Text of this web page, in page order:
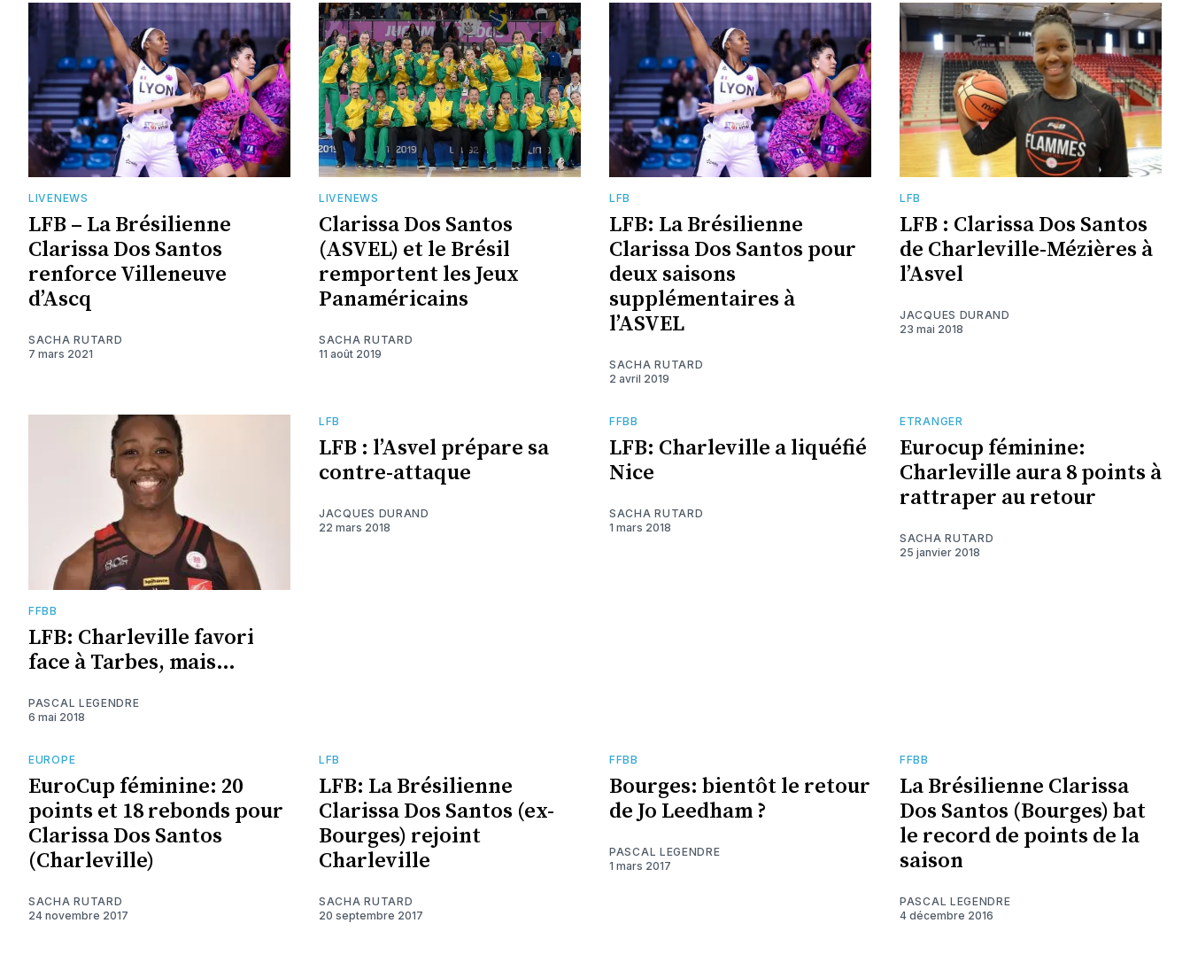
LIVENEWS
LFB – La Brésilienne
Clarissa Dos Santos
renforce Villeneuve
d’Ascq
SACHA RUTARD
7 mars 2021
LIVENEWS
Clarissa Dos Santos
(ASVEL) et le Brésil
remportent les Jeux
Panaméricains
SACHA RUTARD
11 août 2019
LFB
LFB: La Brésilienne
Clarissa Dos Santos pour
deux saisons
supplémentaires à
l’ASVEL
SACHA RUTARD
2 avril 2019
LFB
LFB : Clarissa Dos Santos
de Charleville-Mézières à
l’Asvel
JACQUES DURAND
23 mai 2018
FFBB
LFB: Charleville favori
face à Tarbes, mais…
PASCAL LEGENDRE
6 mai 2018
LFB
LFB : l’Asvel prépare sa
contre-attaque
JACQUES DURAND
22 mars 2018
FFBB
LFB: Charleville a liquéfié
Nice
SACHA RUTARD
1 mars 2018
ETRANGER
Eurocup féminine:
Charleville aura 8 points à
rattraper au retour
SACHA RUTARD
25 janvier 2018
EUROPE
EuroCup féminine: 20
points et 18 rebonds pour
Clarissa Dos Santos
(Charleville)
SACHA RUTARD
24 novembre 2017
LFB
LFB: La Brésilienne
Clarissa Dos Santos (ex-
Bourges) rejoint
Charleville
SACHA RUTARD
20 septembre 2017
FFBB
Bourges: bientôt le retour
de Jo Leedham ?
PASCAL LEGENDRE
1 mars 2017
FFBB
La Brésilienne Clarissa
Dos Santos (Bourges) bat
le record de points de la
saison
PASCAL LEGENDRE
4 décembre 2016